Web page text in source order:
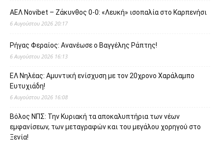
ΑΕΛ Novibet – Ζάκυνθος 0-0: «Λευκή» ισοπαλία στο Καρπενήσι
6 Αυγούστου 2026 20:17
Ρήγας Φεραίος: Ανανέωσε ο Βαγγέλης Ράπτης!
6 Αυγούστου 2026 16:13
ΕΛ Νηλέας: Αμυντική ενίσχυση με τον 20χρονο Χαράλαμπο
Ευτυχιάδη!
6 Αυγούστου 2026 16:08
Βόλος ΝΠΣ: Την Κυριακή τα αποκαλυπτήρια των νέων
εμφανίσεων, των μεταγραφών και του μεγάλου χορηγού στο
Ξενία!